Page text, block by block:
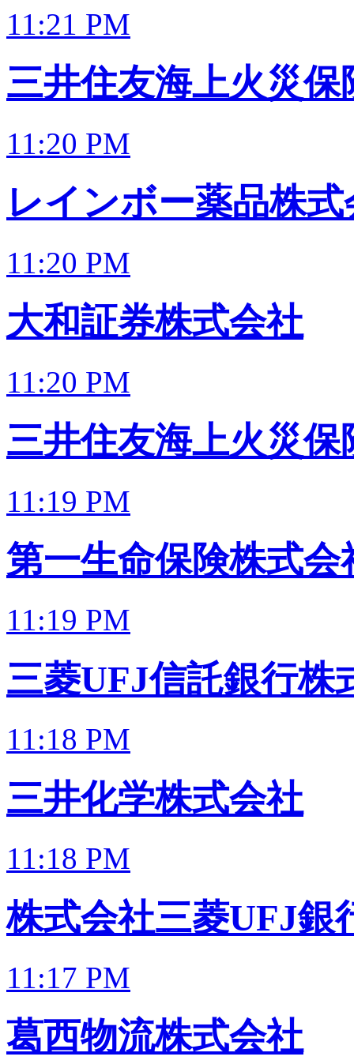
11:21 PM
三井住友海上火災保
11:20 PM
レインボー薬品株式
11:20 PM
大和証券株式会社
11:20 PM
三井住友海上火災保
11:19 PM
第一生命保険株式会
11:19 PM
三菱UFJ信託銀行株
11:18 PM
三井化学株式会社
11:18 PM
株式会社三菱UFJ銀
11:17 PM
葛西物流株式会社